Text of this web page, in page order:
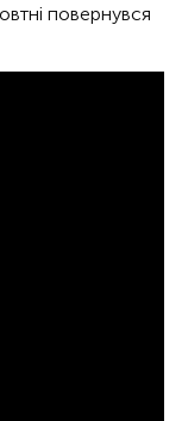
повернувся